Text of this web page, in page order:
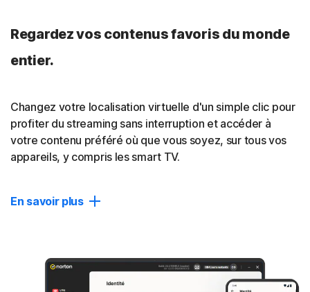
Politique sans journaux
L'audit tiers réalisé par VerSprite a vérifié que nous ne
suivions pas, que nous ne conservions pas et que nous
Fermer
Regardez vos contenus favoris du monde
entier.
Changez votre localisation virtuelle d'un simple clic pour
profiter du streaming sans interruption et accéder à
votre contenu préféré où que vous soyez, sur tous vos
appareils, y compris les smart TV.
En savoir plus
localisation idéale, sans interruption.